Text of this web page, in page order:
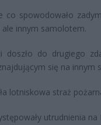
co spowodowało
innym samolotem.
do drugiego
się na innym
lotniskowa straż
utrudnienia na